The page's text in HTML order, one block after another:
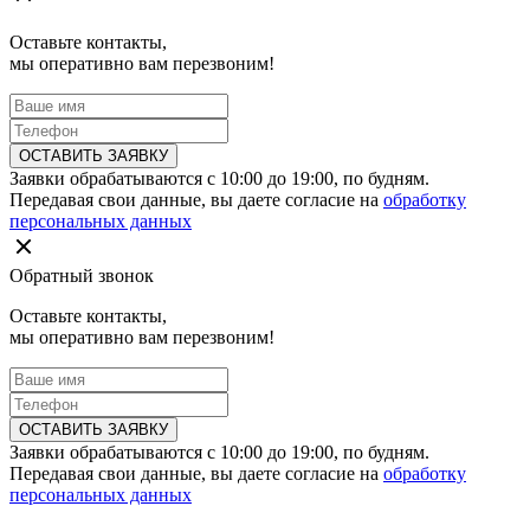
Оставьте контакты,
мы оперативно вам перезвоним!
ОСТАВИТЬ ЗАЯВКУ
Заявки обрабатываются с 10:00 до 19:00, по будням.
Передавая свои данные, вы даете согласие на обработку
персональных данных
Обратный звонок
Оставьте контакты,
мы оперативно вам перезвоним!
ОСТАВИТЬ ЗАЯВКУ
Заявки обрабатываются с 10:00 до 19:00, по будням.
Передавая свои данные, вы даете согласие на обработку
персональных данных